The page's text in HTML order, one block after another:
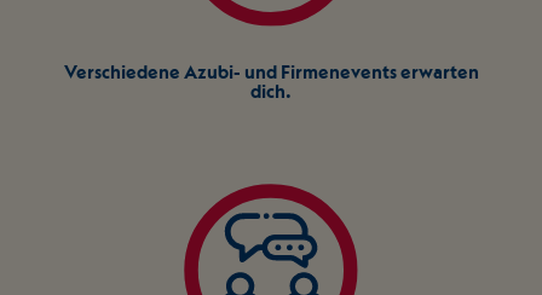
Verschiedene Azubi- und Firmenevents erwarten
dich.